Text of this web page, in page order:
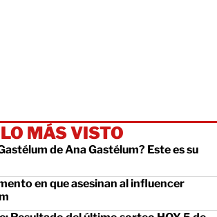
LO MÁS VISTO
de Ana Gastélum? Este es su
en que asesinan al influencer